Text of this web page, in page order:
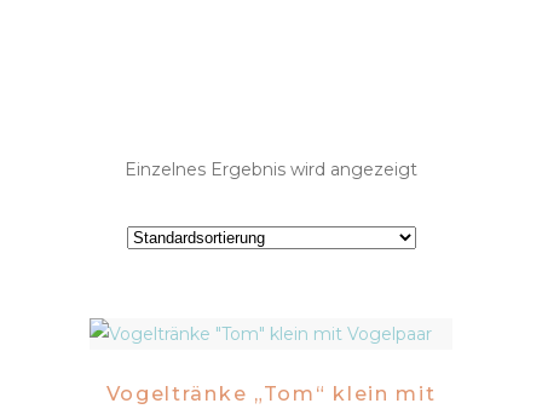
Einzelnes Ergebnis wird angezeigt
Vogeltränke „Tom“ klein mit